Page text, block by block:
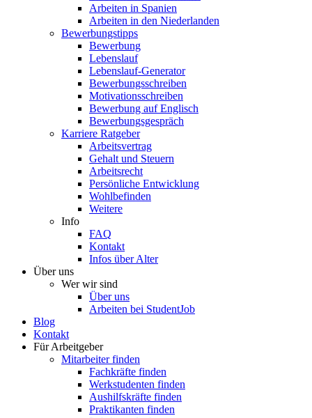
Arbeiten in Spanien
Arbeiten in den Niederlanden
Bewerbungstipps
Bewerbung
Lebenslauf
Lebenslauf-Generator
Bewerbungsschreiben
Motivationsschreiben
Bewerbung auf Englisch
Bewerbungsgespräch
Karriere Ratgeber
Arbeitsvertrag
Gehalt und Steuern
Arbeitsrecht
Persönliche Entwicklung
Wohlbefinden
Weitere
Info
FAQ
Kontakt
Infos über Alter
Über uns
Wer wir sind
Über uns
Arbeiten bei StudentJob
Blog
Kontakt
Für Arbeitgeber
Mitarbeiter finden
Fachkräfte finden
Werkstudenten finden
Aushilfskräfte finden
Praktikanten finden